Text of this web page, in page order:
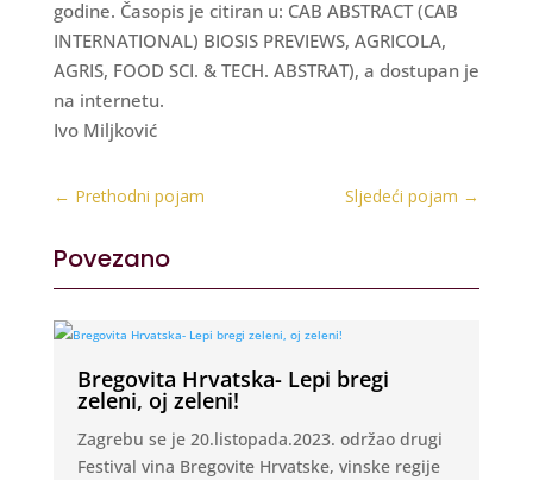
godine. Časopis je citiran u: CAB ABSTRACT (CAB
INTERNATIONAL) BIOSIS PREVIEWS, AGRICOLA,
AGRIS, FOOD SCI. & TECH. ABSTRAT), a dostupan je
na internetu.
Ivo Miljković
← Prethodni pojam Sljedeći pojam →
Povezano
Bregovita Hrvatska- Lepi bregi
zeleni, oj zeleni!
Zagrebu se je 20.listopada.2023. održao drugi
Festival vina Bregovite Hrvatske, vinske regije